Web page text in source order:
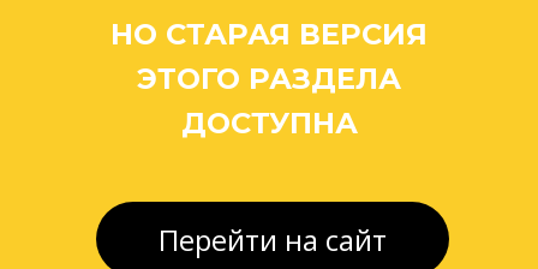
/// Северодвинск
/// Каргополь
/// Мирный
/// Плесецк
///Коряжма
///Котлас
/// Шенкурск
/// Нарьян-мар
/// Вельск
НО СТАРАЯ ВЕРСИЯ
ЭТОГО РАЗДЕЛА
ДОСТУПНА
Перейти на сайт